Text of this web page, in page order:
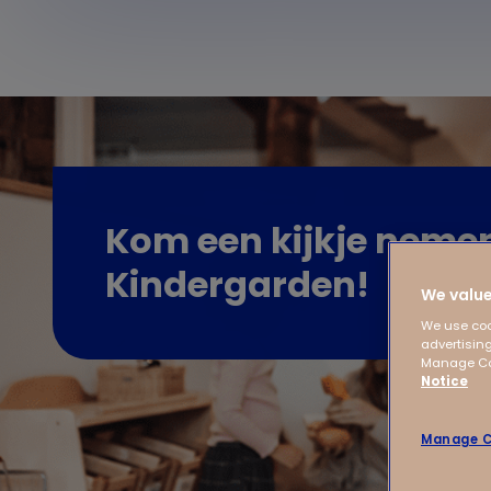
Kom een kijkje
Kindergarden!
We
We use
Manage
Notice
Manage